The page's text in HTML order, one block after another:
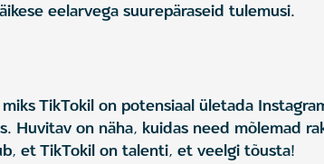
eelarvega suurepäraseid tulemusi.
TikTokil on potensiaal ületada
Huvitav on näha, kuidas need mõlemad
et TikTokil on talenti, et veelgi tõusta!